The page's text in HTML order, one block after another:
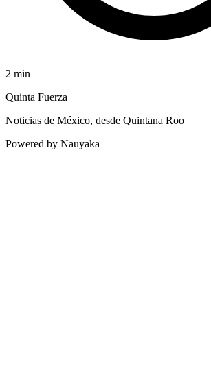
2 min
Quinta Fuerza
Noticias de México, desde Quintana Roo
Powered by Nauyaka